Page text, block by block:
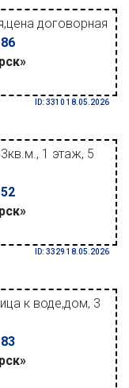
договорная
ID: 3310 18.05.2026
1 этаж, 5
ID: 3329 18.05.2026
к воде,дом, 3